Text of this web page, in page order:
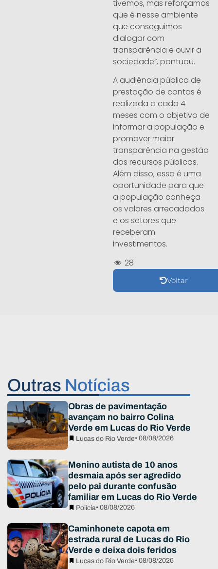
tivemos, mas reforçamos
que é nesse ambiente
que conseguimos
dialogar com
transparência e ouvir a
sociedade”, pontuou.
A audiência pública de
prestação de contas é
realizada a cada 4
meses com o objetivo de
informar a população e
promover maior
transparência na gestão
dos recursos públicos.
Além disso, essa é uma
oportunidade para que
a população conheça
os valores arrecadados
e os setores que
receberam
investimentos.
28
Voltar
Outras Notícias
Obras de pavimentação
avançam no bairro Colina
Verde em Lucas do Rio Verde
Lucas do Rio Verde• 08/08/2026
Menino autista de 10 anos
desmaia após ser agredido
pelo pai durante confusão
familiar em Lucas do Rio Verde
Polícia• 08/08/2026
Caminhonete capota em
estrada rural de Lucas do Rio
Verde e deixa dois feridos
Lucas do Rio Verde• 08/08/2026